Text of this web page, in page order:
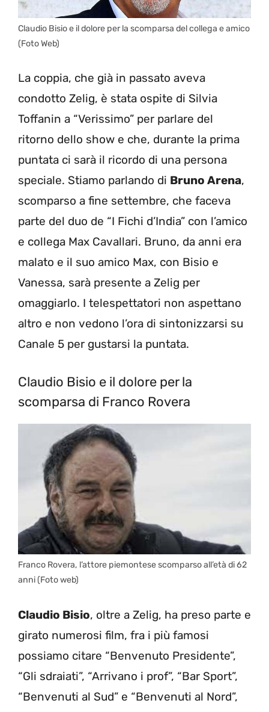
Claudio Bisio e il dolore per la scomparsa del collega e amico
(Foto Web)
La coppia, che già in passato aveva
condotto Zelig, è stata ospite di Silvia
Toffanin a “Verissimo” per parlare del
ritorno dello show e che, durante la prima
puntata ci sarà il ricordo di una persona
speciale. Stiamo parlando di Bruno Arena,
scomparso a fine settembre, che faceva
parte del duo de “I Fichi d’India” con l’amico
e collega Max Cavallari. Bruno, da anni era
malato e il suo amico Max, con Bisio e
Vanessa, sarà presente a Zelig per
omaggiarlo. I telespettatori non aspettano
altro e non vedono l’ora di sintonizzarsi su
Canale 5 per gustarsi la puntata.
Claudio Bisio e il dolore per la
scomparsa di Franco Rovera
Franco Rovera, l’attore piemontese scomparso all’età di 62
anni (Foto web)
Claudio Bisio, oltre a Zelig, ha preso parte e
girato numerosi film, fra i più famosi
possiamo citare “Benvenuto Presidente”,
“Gli sdraiati”, “Arrivano i prof”, “Bar Sport”,
“Benvenuti al Sud” e “Benvenuti al Nord”,